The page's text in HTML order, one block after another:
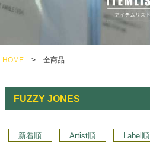
HOME > 全商品
FUZZY JONES
新着順 Artist順 Label順